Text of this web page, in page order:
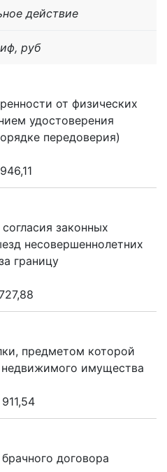
действие
руб
от физических
удостоверения
передоверия)
законных
несовершеннолетних
границу
предметом которой
недвижимого имущества
договора